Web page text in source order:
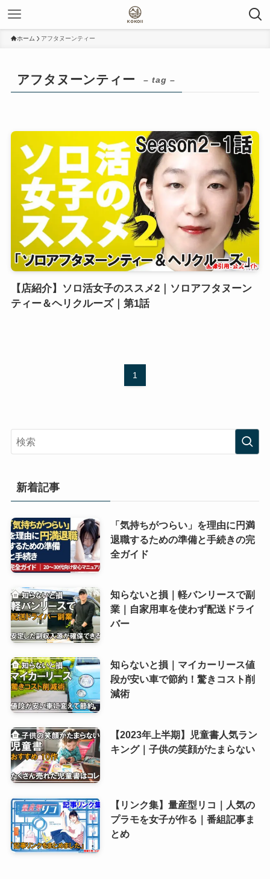
ホーム アフタヌーンティー
アフタヌーンティー – tag –
【店紹介】ソロ活女子のススメ2｜ソロアフタヌーン
ティー＆ヘリクルーズ｜第1話
1
新着記事
「気持ちがつらい」を理由に円満
退職するための準備と手続きの完
全ガイド
知らないと損｜軽バンリースで副
業｜自家用車を使わず配送ドライ
バー
知らないと損｜マイカーリース値
段が安い車で節約！驚きコスト削
減術
【2023年上半期】児童書人気ラン
キング｜子供の笑顔がたまらない
【リンク集】量産型リコ｜人気の
プラモを女子が作る｜番組記事ま
とめ